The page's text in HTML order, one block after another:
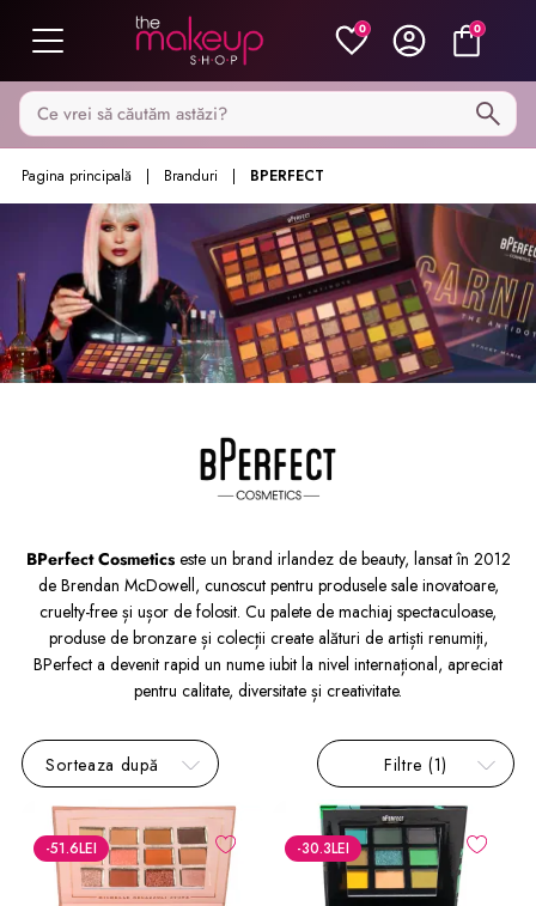
0 0
Caută pe MakeupShop
Pagina principală Branduri BPERFECT
BPerfect Cosmeticseste un brand irlandez de beauty, lansat în 2012
de Brendan McDowell, cunoscut pentru produsele sale inovatoare,
cruelty-free și ușor de folosit. Cu palete de machiaj spectaculoase,
produse de bronzare și colecții create alături de artiști renumiți,
BPerfect a devenit rapid un nume iubit la nivel internațional, apreciat
pentru calitate, diversitate și creativitate.
Sorteaza după Filtre (1)
-51.6LEI -30.3LEI